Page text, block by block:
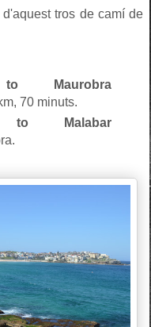
tros de camí de
Maurobra
70 minuts.
to Malabar